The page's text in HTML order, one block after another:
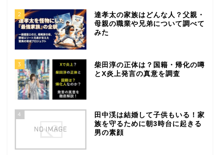
2
達孝太の家族はどんな人？父親・
母親の職業や兄弟について調べて
みた
3
柴田淳の正体は？国籍・帰化の噂
とX炎上発言の真意を調査
4
田中渓は結婚して子供もいる！家
族を守るために朝3時台に起きる
男の素顔